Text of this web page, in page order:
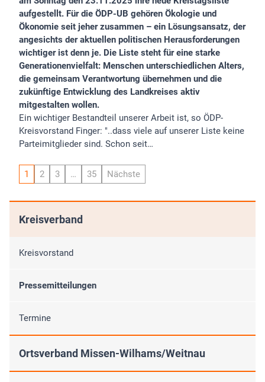
aufgestellt. Für die ÖDP-UB gehören Ökologie und
Ökonomie seit jeher zusammen – ein Lösungsansatz, der
angesichts der aktuellen politischen Herausforderungen
wichtiger ist denn je. Die Liste steht für eine starke
Generationenvielfalt: Menschen unterschiedlichen Alters,
die gemeinsam Verantwortung übernehmen und die
zukünftige Entwicklung des Landkreises aktiv
mitgestalten wollen.
Ein wichtiger Bestandteil unserer Arbeit ist, so ÖDP-
Kreisvorstand Finger: "..dass viele auf unserer Liste keine
Parteimitglieder sind. Schon seit…
1 2 3 … 35 Nächste
Kreisverband
Kreisvorstand
Pressemitteilungen
Termine
Ortsverband Missen-Wilhams/Weitnau